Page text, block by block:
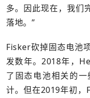
多。因此现在，我们
落地。”
Fisker砍掉固态电池
发数年。2018年，
了固态电池相关的
计。但在2019年初，